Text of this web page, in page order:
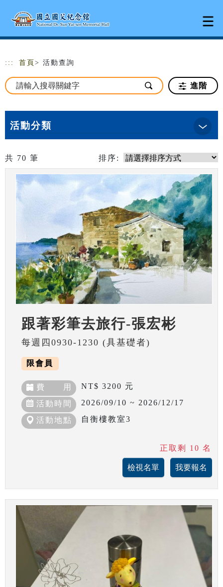
::: 首頁 > 活動查詢
進階
活動分類
共 70 筆 排序:
跟著彩筆去旅行-張宏彬
每週四0930-1230 (具基礎者)
限會員
費 用 NT$ 3200 元
活動時間 2026/09/10 ~ 2026/12/17
活動地點 自衡樓教室3
正取剩 10 名